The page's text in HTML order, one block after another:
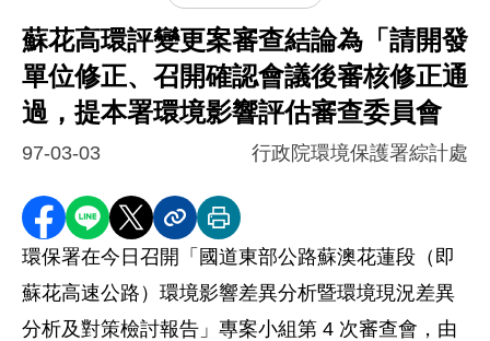
蘇花高環評變更案審查結論為「請開發
單位修正、召開確認會議後審核修正通
過，提本署環境影響評估審查委員會
97-03-03 行政院環境保護署綜計處
分享至 Facebook
分享到 LINE
分享到 X分享內容連結
列印本頁
環保署在今日召開「國道東部公路蘇澳花蓮段（即
蘇花高速公路）環境影響差異分析暨環境現況差異
分析及對策檢討報告」專案小組第 4 次審查會，由